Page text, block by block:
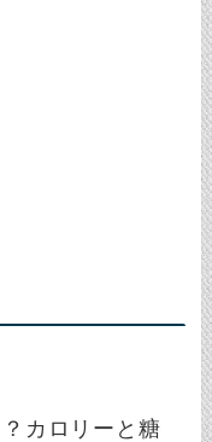
カロリーと糖